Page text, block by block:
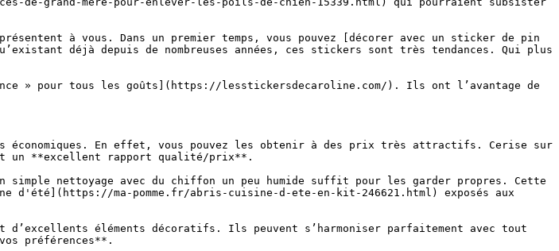
à vous. Dans un premier temps, vous pouvez [décorer avec un sticker de pin
déjà depuis de nombreuses années, ces stickers sont très tendances. Qui plus
» pour tous les goûts](https://lesstickersdecaroline.com/). Ils ont l’avantage de
En effet, vous pouvez les obtenir à des prix très attractifs. Cerise sur
un **excellent rapport qualité/prix**.
nettoyage avec du chiffon un peu humide suffit pour les garder propres. Cette
ma-pomme.fr/abris-cuisine-d-ete-en-kit-246621.html) exposés aux
éléments décoratifs. Ils peuvent s’harmoniser parfaitement avec tout
préférences**.